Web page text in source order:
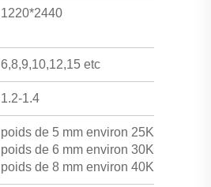
1220*2440
6,8,9,10,12,15 etc
1.2-1.4
poids de 5 mm environ 25KG\/feuille
poids de 6 mm environ 30KG\/feuille
poids de 8 mm environ 40KG\/feuille